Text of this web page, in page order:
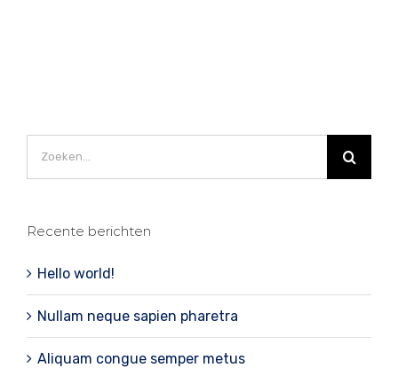
Recente berichten
Hello world!
Nullam neque sapien pharetra
Aliquam congue semper metus